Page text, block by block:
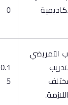
0
التمريضي
0.1
5